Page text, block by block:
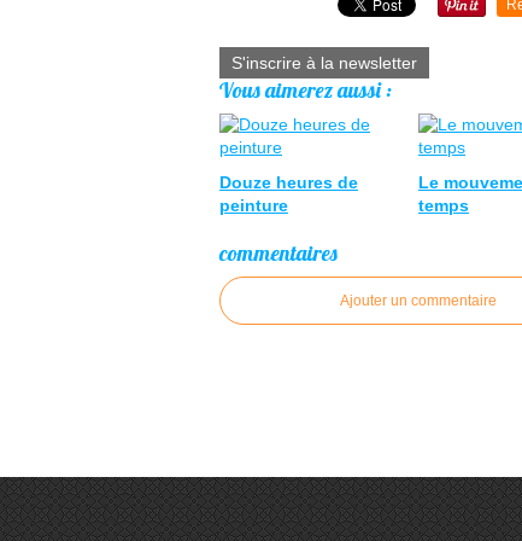
S'inscrire à la newsletter
Vous aimerez aussi :
Douze heures de
peinture
Le
temps
commentaires
Ajouter un commentaire